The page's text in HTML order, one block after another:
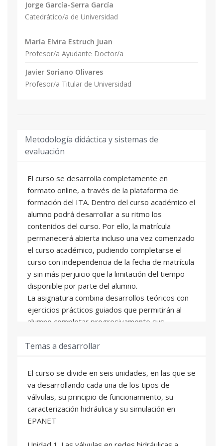
Jorge García-Serra García
Catedrático/a de Universidad
María Elvira Estruch Juan
Profesor/a Ayudante Doctor/a
Javier Soriano Olivares
Profesor/a Titular de Universidad
Metodología didáctica y sistemas de
evaluación
El curso se desarrolla completamente en
formato online, a través de la plataforma de
formación del ITA. Dentro del curso académico el
alumno podrá desarrollar a su ritmo los
contenidos del curso. Por ello, la matrícula
permanecerá abierta incluso una vez comenzado
el curso académico, pudiendo completarse el
curso con independencia de la fecha de matrícula
y sin más perjuicio que la limitación del tiempo
disponible por parte del alumno.
La asignatura combina desarrollos teóricos con
ejercicios prácticos guiados que permitirán al
alumno completar progresivamente sus
por unidades didácticas. Al final de cada una de
autoevaluación online que le permitirá valorar su
grado de aprendizaje. De manera adicional a los
contenidos de cada asignatura se incluyen una
serie de ejercicios prácticos para completar la
formación del alumno.
personalizada durante el curso académico y un
Temas a desarrollar
El curso se divide en seis unidades, en las que se
va desarrollando cada una de los tipos de
válvulas, su principio de funcionamiento, su
caracterización hidráulica y su simulación en
EPANET